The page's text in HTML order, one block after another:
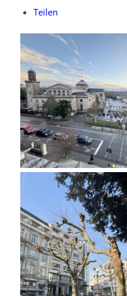
Teilen